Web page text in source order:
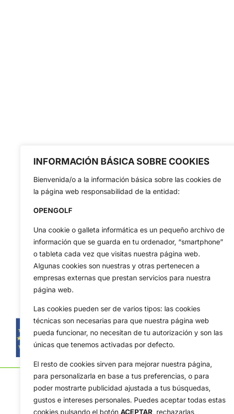
INFORMACIÓN BÁSICA SOBRE COOKIES
Bienvenida/o a la información básica sobre las cookies de
la página web responsabilidad de la entidad:
OPENGOLF
Una cookie o galleta informática es un pequeño archivo de
información que se guarda en tu ordenador, “smartphone”
o tableta cada vez que visitas nuestra página web.
Algunas cookies son nuestras y otras pertenecen a
empresas externas que prestan servicios para nuestra
página web.
Las cookies pueden ser de varios tipos: las cookies
técnicas son necesarias para que nuestra página web
pueda funcionar, no necesitan de tu autorización y son las
únicas que tenemos activadas por defecto.
El resto de cookies sirven para mejorar nuestra página,
para personalizarla en base a tus preferencias, o para
poder mostrarte publicidad ajustada a tus búsquedas,
gustos e intereses personales. Puedes aceptar todas estas
cookies pulsando el botón ACEPTAR, rechazarlas